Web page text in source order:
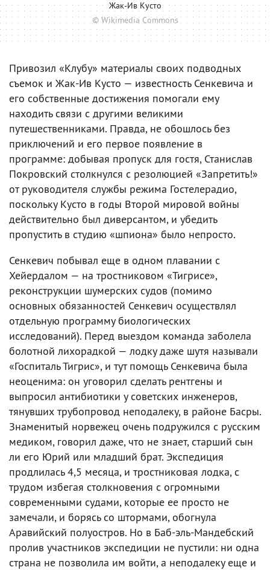
Жак-Ив Кусто
© Wikimedia Commons
Привозил «Клубу» материалы своих подводных
съемок и Жак-Ив Кусто — известность Сенкевича и
его собственные достижения помогали ему
находить связи с другими великими
путешественниками. Правда, не обошлось без
приключений и его первое появление в
программе: добывая пропуск для гостя, Станислав
Покровский столкнулся с резолюцией «Запретить!»
от руководителя службы режима Гостелерадио,
поскольку Кусто в годы Второй мировой войны
действительно был диверсантом, и убедить
пропустить в студию «шпиона» было непросто.
Сенкевич побывал еще в одном плавании с
Хейердалом — на тростниковом «Тигрисе»,
реконструкции шумерских судов (помимо
основных обязанностей Сенкевич осуществлял
отдельную программу биологических
исследований). Перед выездом команда заболела
болотной лихорадкой — лодку даже шутя называли
«Госпиталь Тигрис», и тут помощь Сенкевича была
неоценима: он уговорил сделать рентгены и
выпросил антибиотики у советских инженеров,
тянувших трубопровод неподалеку, в районе Басры.
Знаменитый норвежец очень подружился с русским
медиком, говорил даже, что не знает, старший сын
ли его Юрий или младший брат. Экспедиция
продлилась 4,5 месяца, и тростниковая лодка, с
трудом избегая столкновения с огромными
современными судами, которые ее просто не
замечали, и борясь со штормами, обогнула
Аравийский полуостров. Но в Баб-эль-Мандебский
пролив участников экспедиции не пустили: ни одна
страна не позволила им войти, а неподалеку еще и